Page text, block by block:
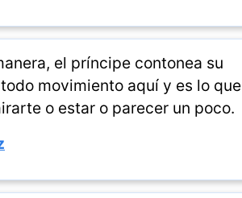
el príncipe contonea su
movimiento aquí y es lo que
o estar o parecer un poco.